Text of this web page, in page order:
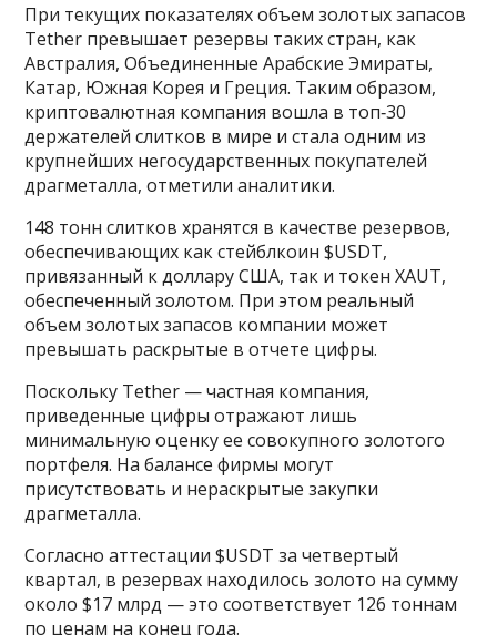
При текущих показателях объем золотых запасов
Tether превышает резервы таких стран, как
Австралия, Объединенные Арабские Эмираты,
Катар, Южная Корея и Греция. Таким образом,
криптовалютная компания вошла в топ‑30
держателей слитков в мире и стала одним из
крупнейших негосударственных покупателей
драгметалла, отметили аналитики.
148 тонн слитков хранятся в качестве резервов,
обеспечивающих как стейблкоин $USDT,
привязанный к доллару США, так и токен XAUT,
обеспеченный золотом. При этом реальный
объем золотых запасов компании может
превышать раскрытые в отчете цифры.
Поскольку Tether — частная компания,
приведенные цифры отражают лишь
минимальную оценку ее совокупного золотого
портфеля. На балансе фирмы могут
присутствовать и нераскрытые закупки
драгметалла.
Согласно аттестации $USDT за четвертый
квартал, в резервах находилось золото на сумму
около $17 млрд — это соответствует 126 тоннам
по ценам на конец года.